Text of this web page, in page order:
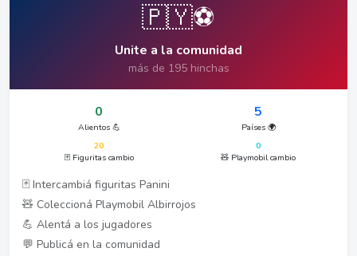
🇵🇾⚽
Unite a la comunidad
más de 195 hinchas
0
Alientos 💪
5
Países 🌍
20
🃏 Figuritas cambio
0
🧸 Playmobil cambio
🃏 Intercambiá figuritas Panini
🧸 Coleccioná Playmobil Albirrojos
💪 Alentá a los jugadores
💬 Publicá en la comunidad